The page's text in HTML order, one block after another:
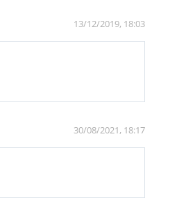
13/12/2019, 18:03
30/08/2021, 18:17